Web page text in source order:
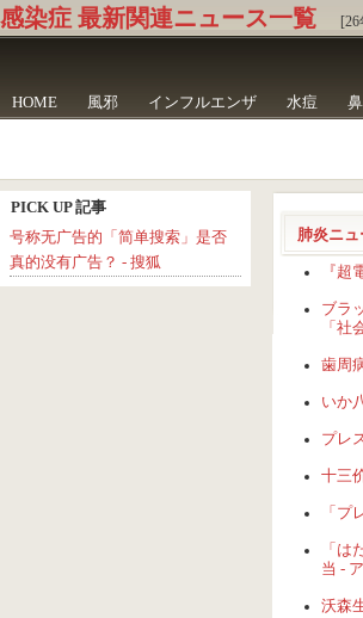
感染症 最新関連ニュース一覧
HOME 風邪 インフルエンザ 水痘
肺炎ニュ
『超
ブラ
「社
歯周
いか
プレ
十三
「プ
「は
当 -
沃森
PICK UP 記事
号称无广告的「简单搜索」是否
真的没有广告？ - 搜狐